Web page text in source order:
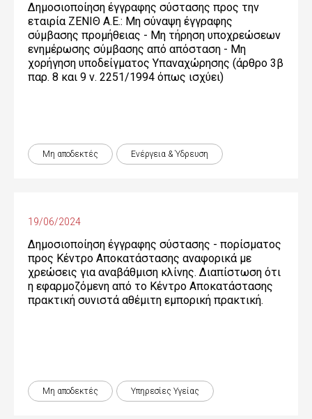
Δημοσιοποίηση έγγραφης σύστασης προς την
εταιρία ΖΕΝΙΘ Α.Ε.: Μη σύναψη έγγραφης
σύμβασης προμήθειας - Μη τήρηση υποχρεώσεων
ενημέρωσης σύμβασης από απόσταση - Μη
χορήγηση υποδείγματος Υπαναχώρησης (άρθρο 3β
παρ. 8 και 9 ν. 2251/1994 όπως ισχύει)
Μη αποδεκτές Ενέργεια & Ύδρευση
19/06/2024
Δημοσιοποίηση έγγραφης σύστασης - πορίσματος
προς Κέντρο Αποκατάστασης αναφορικά με
χρεώσεις για αναβάθμιση κλίνης. Διαπίστωση ότι
η εφαρμοζόμενη από το Κέντρο Αποκατάστασης
πρακτική συνιστά αθέμιτη εμπορική πρακτική.
Μη αποδεκτές Υπηρεσίες Υγείας